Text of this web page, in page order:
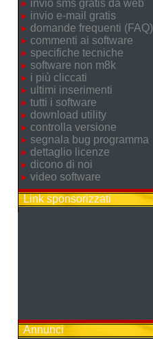
invio sms gratis da web
invio e-mail gratis
domande frequenti (FAQ)
commenti ai software
specifiche tecniche
software non m8k
i più cliccati
ultimi inserimenti
tutti i software
download utility
controlla versione
segnala bug programma
dettaglio licenze
dicono di noi
video software
Link sponsorizzati
Annunci